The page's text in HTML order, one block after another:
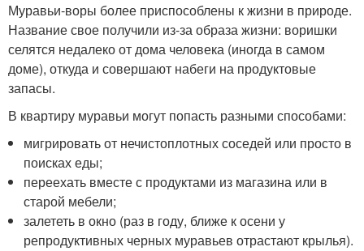
Муравьи-воры более приспособлены к жизни в природе.
Название свое получили из-за образа жизни: воришки
селятся недалеко от дома человека (иногда в самом
доме), откуда и совершают набеги на продуктовые
запасы.
В квартиру муравьи могут попасть разными способами:
мигрировать от нечистоплотных соседей или просто в
поисках еды;
переехать вместе с продуктами из магазина или в
старой мебели;
залететь в окно (раз в году, ближе к осени у
репродуктивных черных муравьев отрастают крылья).